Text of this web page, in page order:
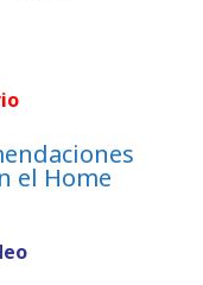
el Home